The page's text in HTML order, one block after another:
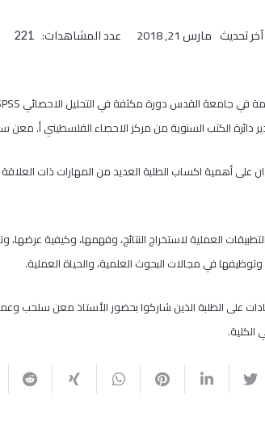
آخر تحديث مارس 21, 2018 عدد المشاهدات: 221
على أهمية اكساب الطلبة العديد من المهارات ذات
العملية لاستخراج النتائج، وفهمها، وكيفية عرضها،
وتوظيفها في مجالات البحوث العلمية، والحياة العملية.
على الطلبة الذين شاركوا بحضور الأستاذ معن سلحب